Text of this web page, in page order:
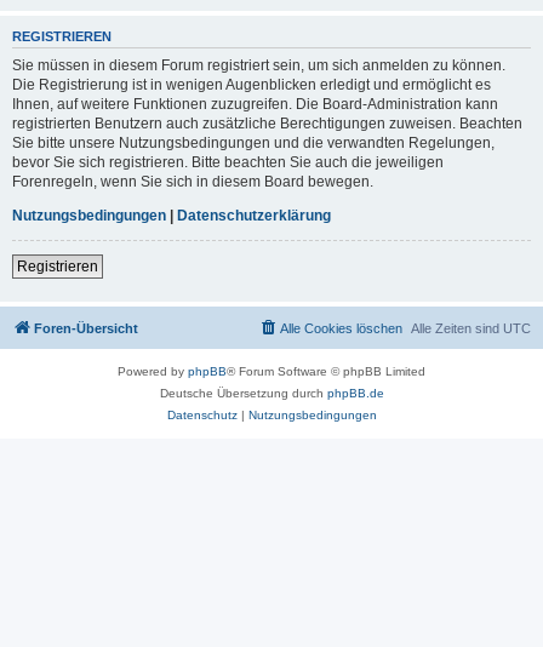
REGISTRIEREN
Sie müssen in diesem Forum registriert sein, um sich anmelden zu können.
Die Registrierung ist in wenigen Augenblicken erledigt und ermöglicht es
Ihnen, auf weitere Funktionen zuzugreifen. Die Board-Administration kann
registrierten Benutzern auch zusätzliche Berechtigungen zuweisen. Beachten
Sie bitte unsere Nutzungsbedingungen und die verwandten Regelungen,
bevor Sie sich registrieren. Bitte beachten Sie auch die jeweiligen
Forenregeln, wenn Sie sich in diesem Board bewegen.
Nutzungsbedingungen | Datenschutzerklärung
Registrieren
Foren-Übersicht Alle Zeiten sind UTC
Alle Cookies löschen
Powered by phpBB® Forum Software © phpBB Limited
Deutsche Übersetzung durch phpBB.de
Datenschutz| Nutzungsbedingungen